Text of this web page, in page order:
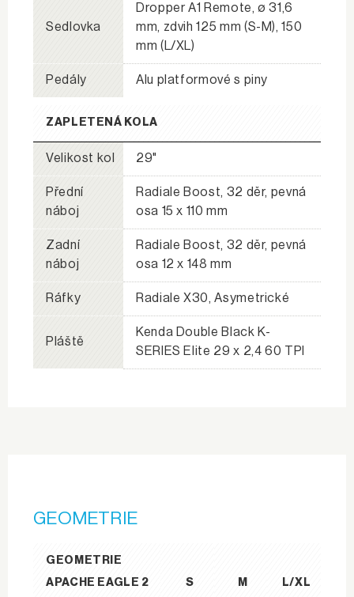
Sedlovka
Dropper A1 Remote, ø 31,6
mm, zdvih 125 mm (S-M), 150
mm (L/XL)
Pedály Alu platformové s piny
ZAPLETENÁ KOLA
Velikost kol 29"
Přední
náboj
Radiale Boost, 32 děr, pevná
osa 15 x 110 mm
Zadní
náboj
Radiale Boost, 32 děr, pevná
osa 12 x 148 mm
Ráfky Radiale X30, Asymetrické
Pláště
Kenda Double Black K-
SERIES Elite 29 x 2,4 60 TPI
GEOMETRIE
GEOMETRIE
APACHE EAGLE 2
S M L/XL